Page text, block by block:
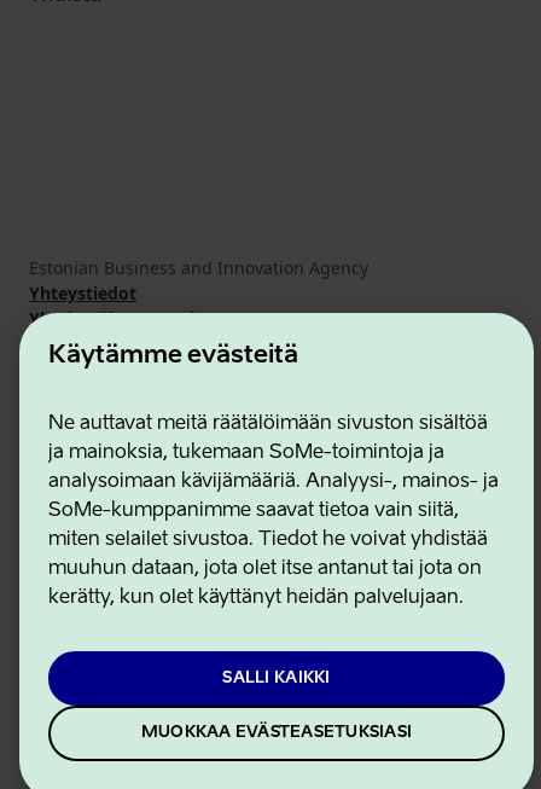
Käytämme evästeitä
Ne auttavat meitä räätälöimään sivuston sisältöä
ja mainoksia, tukemaan SoMe-toimintoja ja
analysoimaan kävijämääriä. Analyysi-, mainos- ja
SoMe-kumppanimme saavat tietoa vain siitä,
miten selailet sivustoa. Tiedot he voivat yhdistää
muuhun dataan, jota olet itse antanut tai jota on
kerätty, kun olet käyttänyt heidän palvelujaan.
SALLI KAIKKI
MUOKKAA EVÄSTEASETUKSIASI
Estonian Business and Innovation Agency
Yhteystiedot
Yhteistyökumppanit
Käyttöehdot
Eväste- ja tietosuojakäytäntö